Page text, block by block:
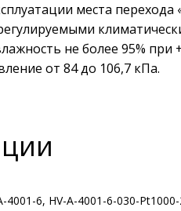
места
не более 95% при
от 84 до 106,7 кПа.
4001-6, HV-A-4001-6-030-